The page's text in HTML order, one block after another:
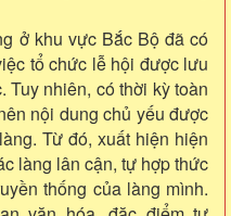
ở khu vực Bắc Bộ đã có
tổ chức lễ hội được lưu
Tuy nhiên, có thời kỳ toàn
nội dung chủ yếu được
Từ đó, xuất hiện hiện
làng lân cận, tự hợp thức
thống của làng mình.